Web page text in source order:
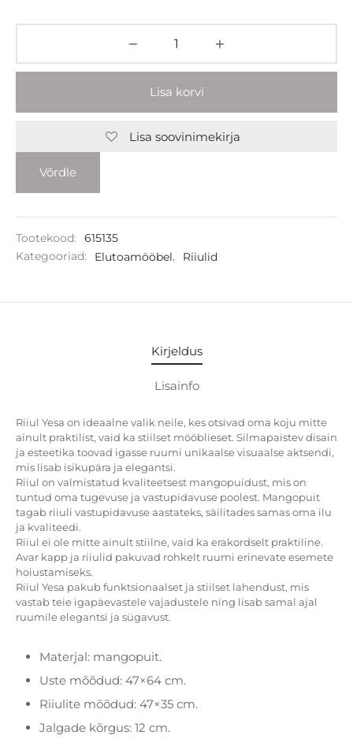
Lisa korvi
Lisa soovinimekirja
Võrdle
Tootekood:
615135
Kategooriad:
Elutoamööbel, Riiulid
Kirjeldus
Lisainfo
Riiul Yesa on ideaalne valik neile, kes otsivad oma koju mitte
ainult praktilist, vaid ka stiilset mööblieset. Silmapaistev disain
ja esteetika toovad igasse ruumi unikaalse visuaalse aktsendi,
mis lisab isikupära ja elegantsi.
Riiul on valmistatud kvaliteetsest mangopuidust, mis on
tuntud oma tugevuse ja vastupidavuse poolest. Mangopuit
tagab riiuli vastupidavuse aastateks, säilitades samas oma ilu
ja kvaliteedi.
Riiul ei ole mitte ainult stiilne, vaid ka erakordselt praktiline.
Avar kapp ja riiulid pakuvad rohkelt ruumi erinevate esemete
hoiustamiseks.
Riiul Yesa pakub funktsionaalset ja stiilset lahendust, mis
vastab teie igapäevastele vajadustele ning lisab samal ajal
ruumile elegantsi ja sügavust.
Materjal: mangopuit.
Uste mõõdud: 47×64 cm.
Riiulite mõõdud: 47×35 cm.
Jalgade kõrgus: 12 cm.